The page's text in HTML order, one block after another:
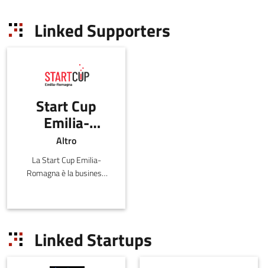
Linked Supporters
Start Cup
Emilia-
Romagna
Altro
La Start Cup Emilia-
Romagna è la business
affiliata al PNI-Premio
l'Innovazione.
Linked Startups